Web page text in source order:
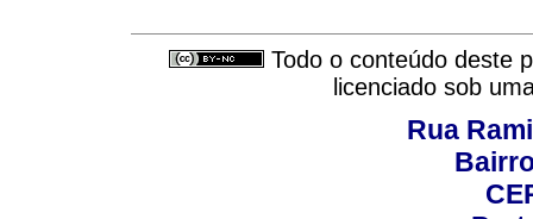
Todo o conteúdo deste
licenciado sob
Rua